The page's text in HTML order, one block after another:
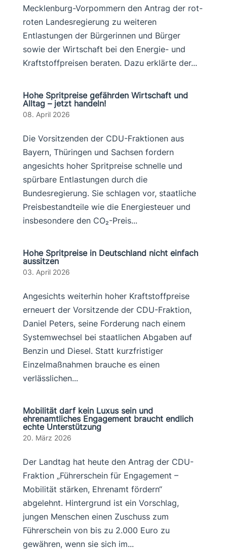
Mecklenburg-Vorpommern den Antrag der rot-
roten Landesregierung zu weiteren
Entlastungen der Bürgerinnen und Bürger
sowie der Wirtschaft bei den Energie- und
Kraftstoffpreisen beraten. Dazu erklärte der...
Hohe Spritpreise gefährden Wirtschaft und
Alltag – jetzt handeln!
08. April 2026
Die Vorsitzenden der CDU-Fraktionen aus
Bayern, Thüringen und Sachsen fordern
angesichts hoher Spritpreise schnelle und
spürbare Entlastungen durch die
Bundesregierung. Sie schlagen vor, staatliche
Preisbestandteile wie die Energiesteuer und
insbesondere den CO₂-Preis...
Hohe Spritpreise in Deutschland nicht einfach
aussitzen
03. April 2026
Angesichts weiterhin hoher Kraftstoffpreise
erneuert der Vorsitzende der CDU-Fraktion,
Daniel Peters, seine Forderung nach einem
Systemwechsel bei staatlichen Abgaben auf
Benzin und Diesel. Statt kurzfristiger
Einzelmaßnahmen brauche es einen
verlässlichen...
Mobilität darf kein Luxus sein und
ehrenamtliches Engagement braucht endlich
echte Unterstützung
20. März 2026
Der Landtag hat heute den Antrag der CDU-
Fraktion „Führerschein für Engagement –
Mobilität stärken, Ehrenamt fördern“
abgelehnt. Hintergrund ist ein Vorschlag,
jungen Menschen einen Zuschuss zum
Führerschein von bis zu 2.000 Euro zu
gewähren, wenn sie sich im...